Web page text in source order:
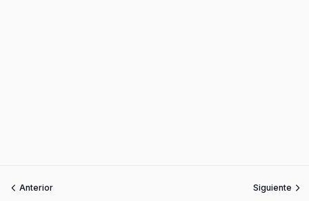
Anterior Siguiente